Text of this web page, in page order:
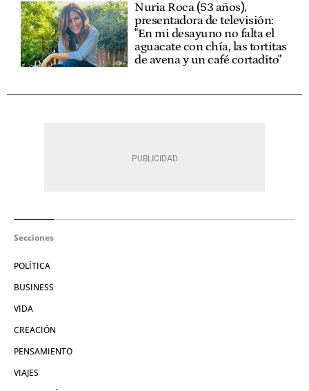
Nuria Roca (53 años),
presentadora de televisión:
"En mi desayuno no falta el
aguacate con chía, las tortitas
de avena y un café cortadito"
Secciones
POLÍTICA
BUSINESS
VIDA
CREACIÓN
PENSAMIENTO
VIAJES